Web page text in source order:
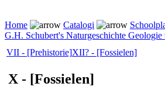
Home Catalogi
G.H. Schubert's Naturgeschichte
VII - [Prehistorie]XII? - [Fossielen]
X - [Fossielen]